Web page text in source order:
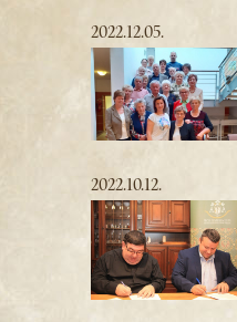
2022.12.05.
2022.10.12.